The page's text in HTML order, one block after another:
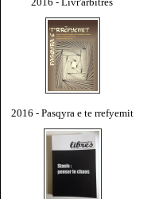
2016 - Pasqyra e te rrefyemit